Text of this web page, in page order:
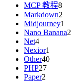
MCP 教程8
Markdown2
Midjourney1
Nano Banana2
Net4
Nexior1
Other40
PHP27
Paper2